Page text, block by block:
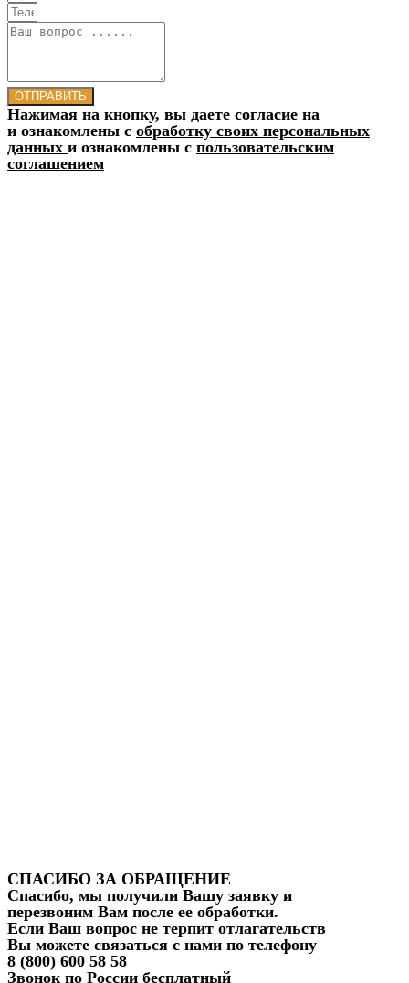
ОТПРАВИТЬ
Нажимая на кнопку, вы даете согласие на
и ознакомлены с обработку своих персональных
данных и ознакомлены с пользовательским
соглашением
СПАСИБО ЗА ОБРАЩЕНИЕ
Спасибо, мы получили Вашу заявку и
перезвоним Вам после ее обработки.
Если Ваш вопрос не терпит отлагательств
Вы можете связаться с нами по телефону
8 (800) 600 58 58
Звонок по России бесплатный